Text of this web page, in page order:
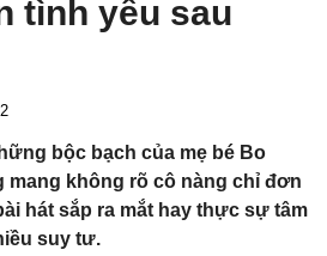
tình yêu sau
bộc bạch của mẹ bé Bo
mang không rõ cô nàng chỉ đơn
hát sắp ra mắt hay thực sự tâm
suy tư.